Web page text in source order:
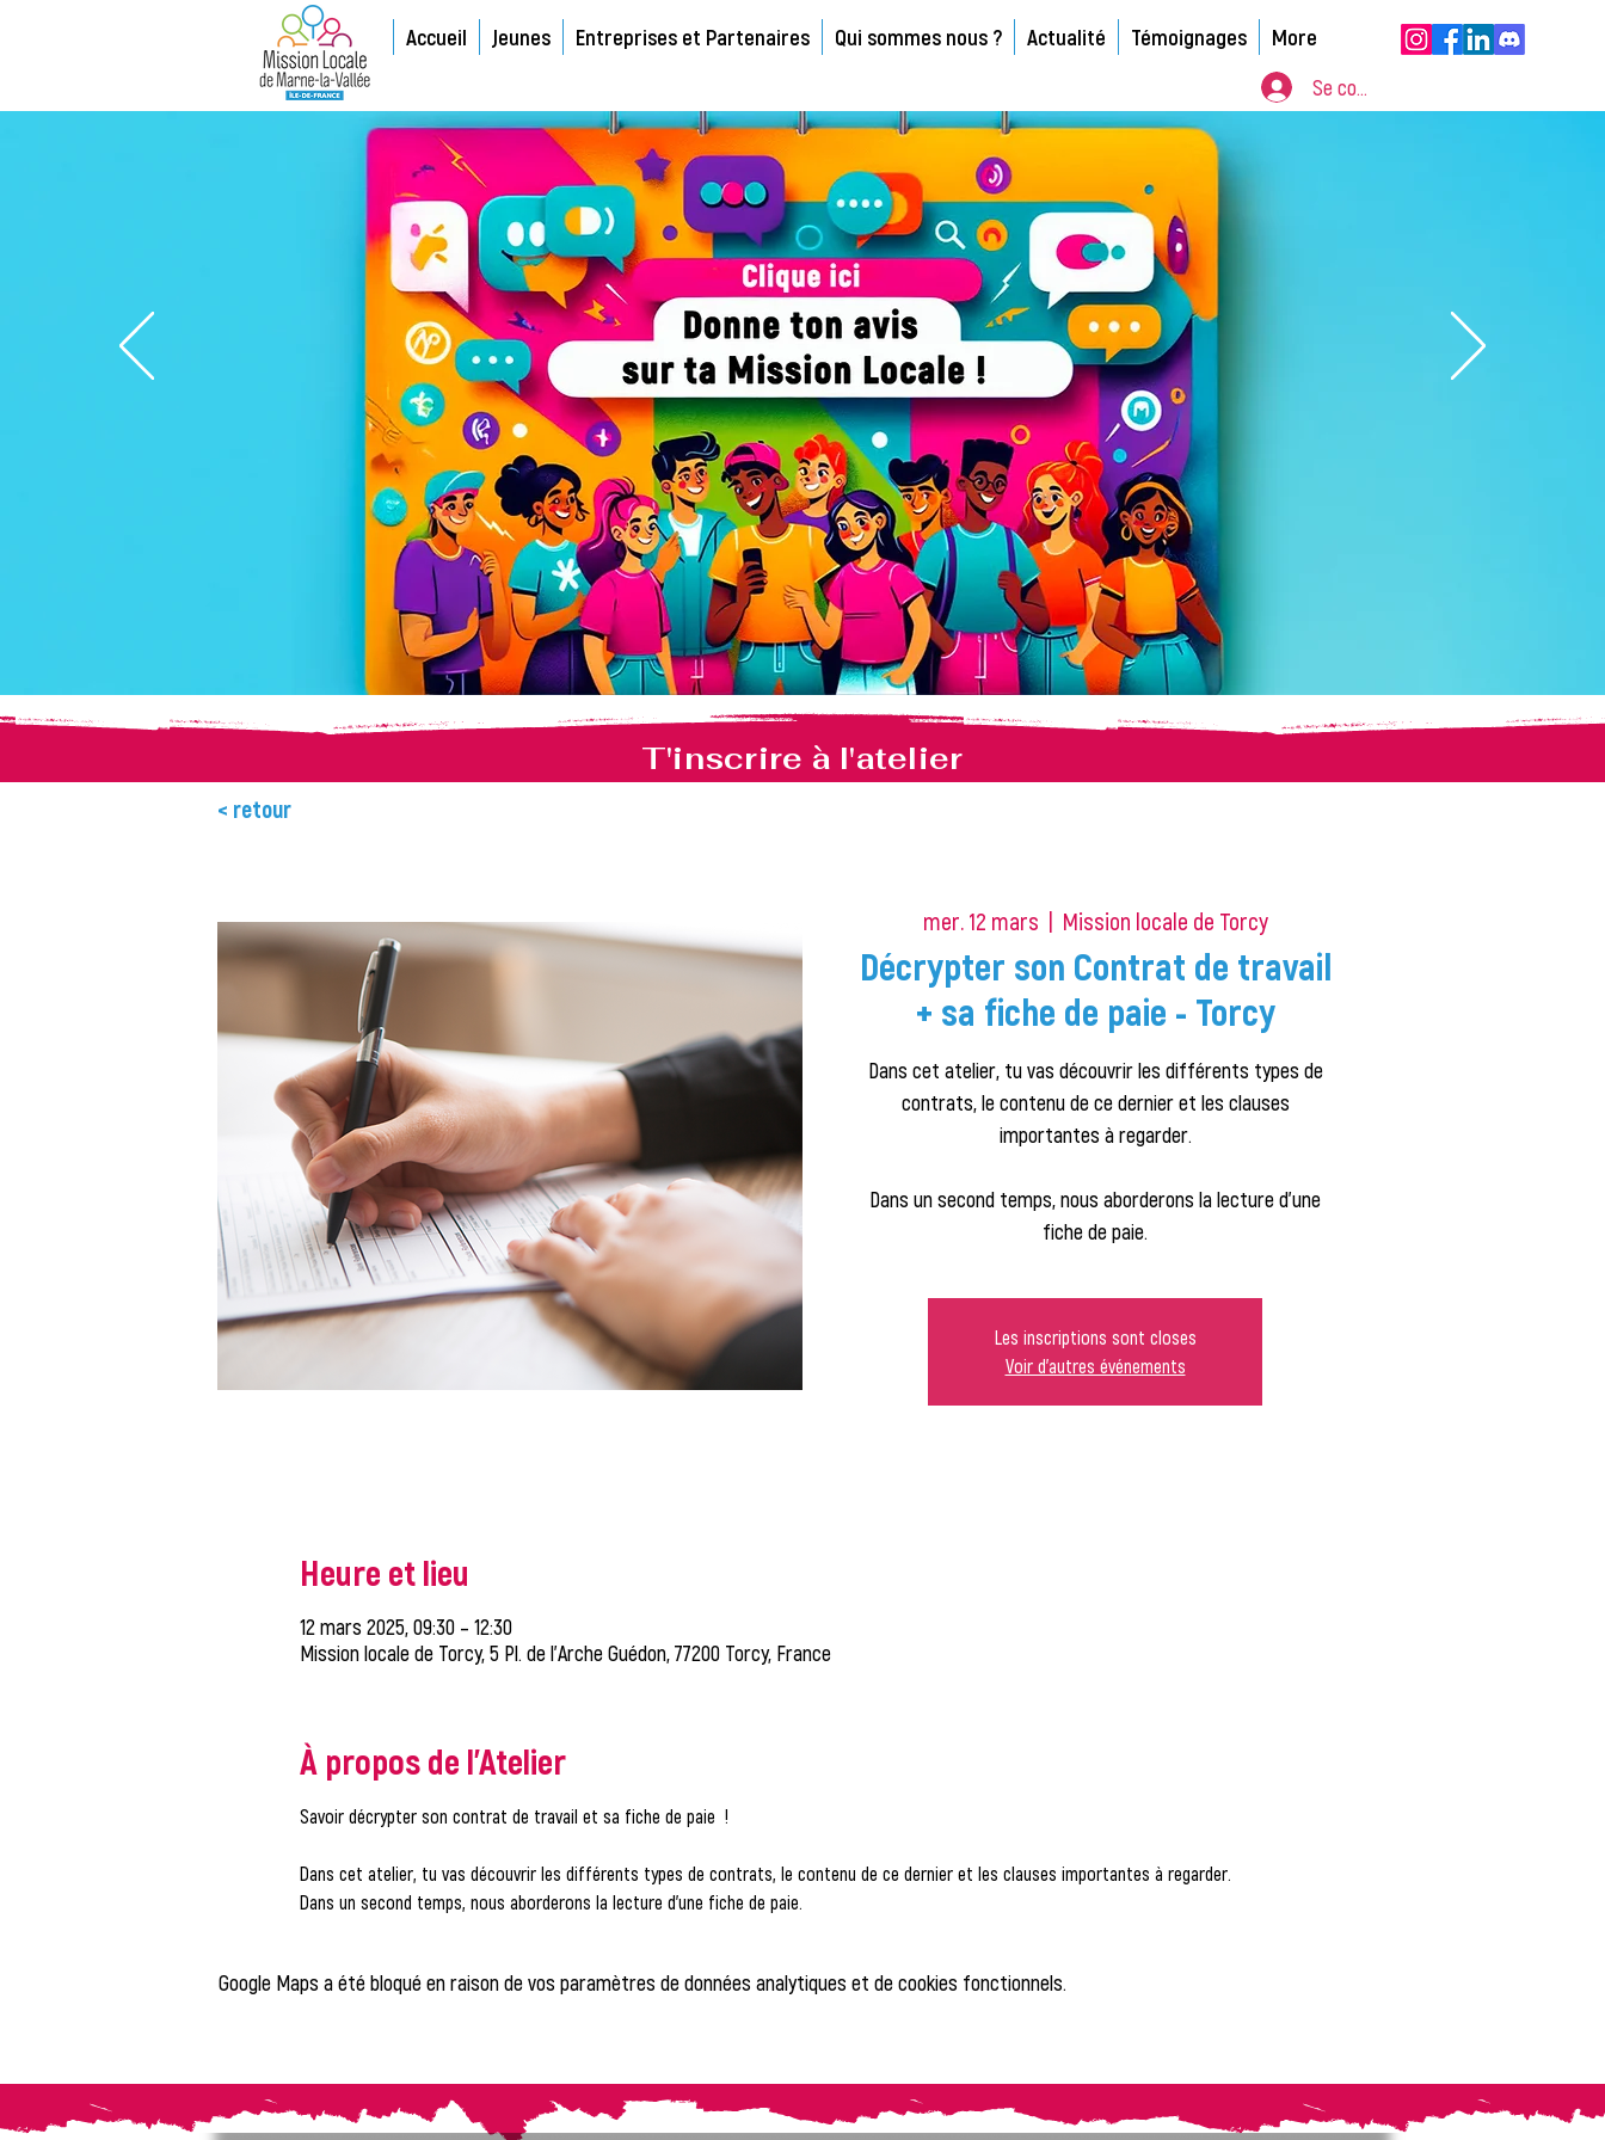
Accueil Jeunes Entreprises et Partenaires Qui sommes nous ? Actualité Témoignages More
Se connecter
T'inscrire à l'atelier
< retour
mer. 12 mars
  |
Mission locale de Torcy
Décrypter son Contrat de travail
+ sa fiche de paie - Torcy
Dans cet atelier, tu vas découvrir les différents types de
contrats, le contenu de ce dernier et les clauses
importantes à regarder.
Dans un second temps, nous aborderons la lecture d'une
fiche de paie.
Les inscriptions sont closes
Voir d'autres événements
Heure et lieu
12 mars 2025, 09:30 – 12:30
Mission locale de Torcy, 5 Pl. de l'Arche Guédon, 77200 Torcy, France
À propos de l'Atelier
Savoir décrypter son contrat de travail et sa fiche de paie  !
Dans cet atelier, tu vas découvrir les différents types de contrats, le contenu de ce dernier et les clauses importantes à regarder.
Dans un second temps, nous aborderons la lecture d'une fiche de paie.
Google Maps a été bloqué en raison de vos paramètres de données analytiques et de cookies fonctionnels.